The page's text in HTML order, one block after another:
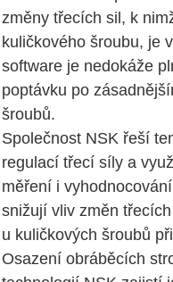
změny třecích sil, k
kuličkového šroubu, je
software je nedokáže
poptávku po
šroubů.
Společnost NSK řeší
regulací třecí síly a
měření i
snižují vliv změn
u kuličkových šroubů
Osazení obráběcích